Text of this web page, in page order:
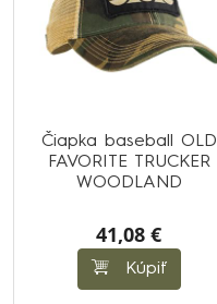
Čiapka baseball OLD
FAVORITE TRUCKER
WOODLAND
41,08 €
Kúpiť